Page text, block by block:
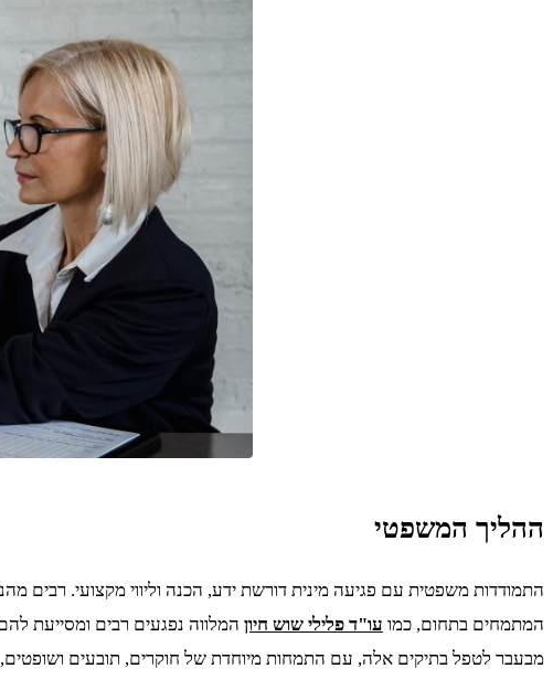
ההליך המשפטי
התמודדות משפטית עם פגיעה מינית דורשת ידע, הכנה וליווי מקצועי.
המתמחים בתחום, כמו עו"ד פלילי שוש חיון המלווה נפגעים רבים ומסייעת
מבעבר לטפל בתיקים אלה, עם התמחות מיוחדת של חוקרים, תובעים ושופטים,